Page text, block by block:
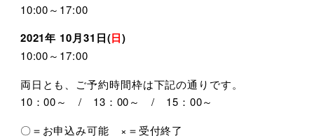
10:00～17:00
2021年 10月31日(日)
10:00～17:00
両日とも、ご予約時間枠は下記の通りです。
10：00～ / 13：00～ / 15：00～
〇＝お申込み可能 ×＝受付終了